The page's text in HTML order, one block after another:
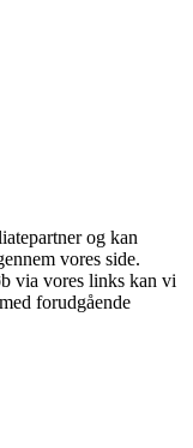
og kan
vores side.
via vores links kan vi
forudgående